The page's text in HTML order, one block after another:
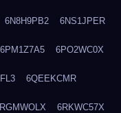
6N8H9PB2 6NS1JPER
6PM1Z7A5 6PO2WC0X
6QEEKCMR
6RKWC57X